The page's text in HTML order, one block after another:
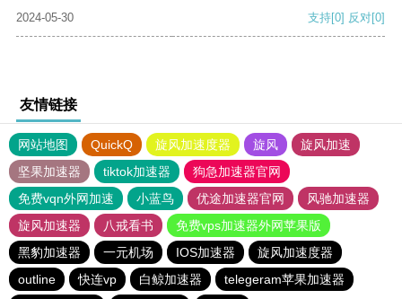
2024-05-30
支持[0] 反对[0]
友情链接
网站地图 QuickQ 旋风加速度器 旋风
旋风加速
坚果加速器
tiktok加速器
狗急加速器官网
免费vqn外网加速
小蓝鸟 优途加速器官网
风驰加速器
旋风加速器
八戒看书
免费vps加速器外网苹果版
黑豹加速器
一元机场 IOS加速器
旋风加速度器
outline
快连vp 白鲸加速器 telegeram苹果加速器